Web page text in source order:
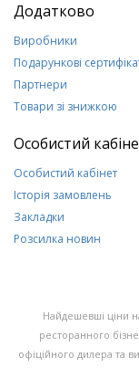
Додатково
Виробники
Подарункові
Партнери
Товари зі знижкою
Особистий
Особистий кабінет
Історія замовлень
Закладки
Розсилка новин
Найдешевші ціни
ресторанного
офіційного дилера та